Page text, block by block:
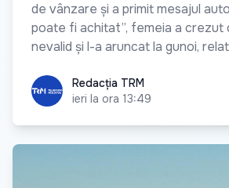
de vânzare și a primit mesajul
poate fi achitat”, femeia a crezut
nevalid și l-a aruncat la gunoi,
Redacția TRM
Redacția TRM
ieri la ora 13:49